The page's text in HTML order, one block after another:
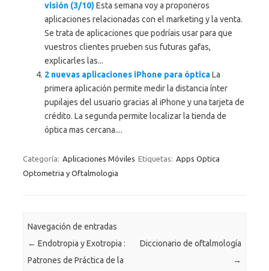
visión (3/10)Esta semana voy a proponeros
aplicaciones relacionadas con el marketing y la venta.
Se trata de aplicaciones que podríais usar para que
vuestros clientes prueben sus futuras gafas,
explicarles las...
2 nuevas aplicaciones iPhone para ópticaLa
primera aplicación permite medir la distancia ínter
pupilajes del usuario gracias al iPhone y una tarjeta de
crédito. La segunda permite localizar la tienda de
óptica mas cercana....
Categoría: Aplicaciones Móviles Etiquetas: Apps Optica
Optometria y Oftalmologia
Navegación de entradas
← Endotropia y Exotropia :
Patrones de Práctica de la
Diccionario de oftalmología
→